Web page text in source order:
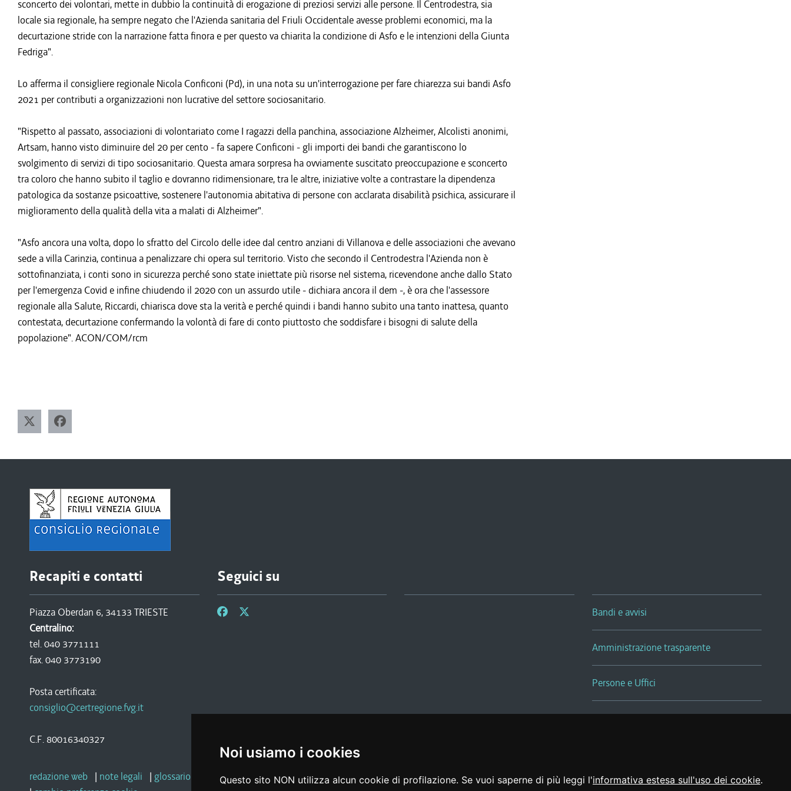
Noi usiamo i cookies
Questo sito NON utilizza alcun cookie di profilazione. Se vuoi saperne di più leggi l'informativa estesa sull'uso dei cookie.
sconcerto dei volontari, mette in dubbio la continuità di erogazione di preziosi servizi alle persone. Il Centrodestra, sia
locale sia regionale, ha sempre negato che l'Azienda sanitaria del Friuli Occidentale avesse problemi economici, ma la
decurtazione stride con la narrazione fatta finora e per questo va chiarita la condizione di Asfo e le intenzioni della Giunta
Fedriga".
Lo afferma il consigliere regionale Nicola Conficoni (Pd), in una nota su un'interrogazione per fare chiarezza sui bandi Asfo
2021 per contributi a organizzazioni non lucrative del settore sociosanitario.
"Rispetto al passato, associazioni di volontariato come I ragazzi della panchina, associazione Alzheimer, Alcolisti anonimi,
Artsam, hanno visto diminuire del 20 per cento - fa sapere Conficoni - gli importi dei bandi che garantiscono lo
svolgimento di servizi di tipo sociosanitario. Questa amara sorpresa ha ovviamente suscitato preoccupazione e sconcerto
tra coloro che hanno subito il taglio e dovranno ridimensionare, tra le altre, iniziative volte a contrastare la dipendenza
patologica da sostanze psicoattive, sostenere l'autonomia abitativa di persone con acclarata disabilità psichica, assicurare il
miglioramento della qualità della vita a malati di Alzheimer".
"Asfo ancora una volta, dopo lo sfratto del Circolo delle idee dal centro anziani di Villanova e delle associazioni che avevano
sede a villa Carinzia, continua a penalizzare chi opera sul territorio. Visto che secondo il Centrodestra l'Azienda non è
sottofinanziata, i conti sono in sicurezza perché sono state iniettate più risorse nel sistema, ricevendone anche dallo Stato
per l'emergenza Covid e infine chiudendo il 2020 con un assurdo utile - dichiara ancora il dem -, è ora che l'assessore
regionale alla Salute, Riccardi, chiarisca dove sta la verità e perché quindi i bandi hanno subito una tanto inattesa, quanto
contestata, decurtazione confermando la volontà di fare di conto piuttosto che soddisfare i bisogni di salute della
popolazione". ACON/COM/rcm
Recapiti e contatti
Piazza Oberdan 6, 34133 TRIESTE
Centralino:
tel. 040 3771111
fax. 040 3773190
Posta certificata:
consiglio@certregione.fvg.it
C.F. 80016340327
Seguici su
Bandi e avvisi
Amministrazione trasparente
Persone e Uffici
Sala Tiziano Tessitori
redazione web | note legali | glossario privacy |social media policy | dichiarazione di accessibilità | feedback
Realizzato da